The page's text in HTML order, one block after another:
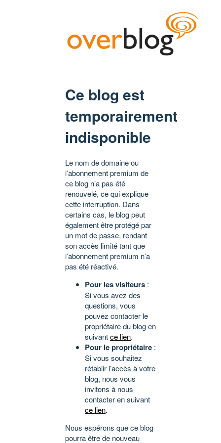
Ce blog est
temporairement
indisponible
Le nom de domaine ou
l’abonnement premium de
ce blog n’a pas été
renouvelé, ce qui explique
cette interruption. Dans
certains cas, le blog peut
également être protégé par
un mot de passe, rendant
son accès limité tant que
l’abonnement premium n’a
pas été réactivé.
Pour les visiteurs :
Si vous avez des
questions, vous
pouvez contacter le
propriétaire du blog en
suivantce lien.
Pour le propriétaire :
Si vous souhaitez
rétablir l’accès à votre
blog, nous vous
invitons à nous
contacter en suivant
ce lien.
Nous espérons que ce blog
pourra être de nouveau